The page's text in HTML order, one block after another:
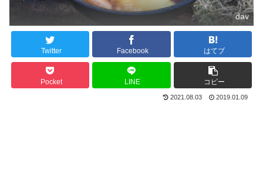
dav
Twitter Facebook はてブ
Pocket LINE コピー
2021.08.03 2019.01.09